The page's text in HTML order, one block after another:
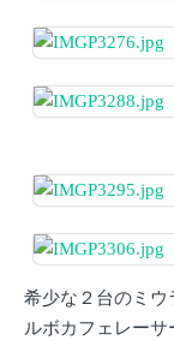
希少な２台のミウ
ルボカフェレーサ